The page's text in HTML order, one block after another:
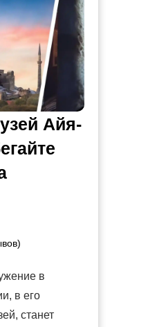
Айя-
в
в его
станет